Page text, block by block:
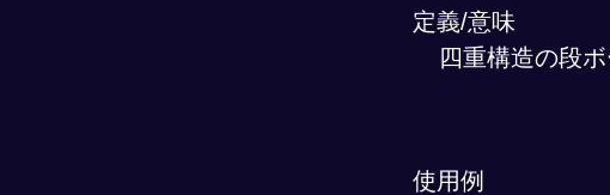
定義/意味
四重構造の段
使用例